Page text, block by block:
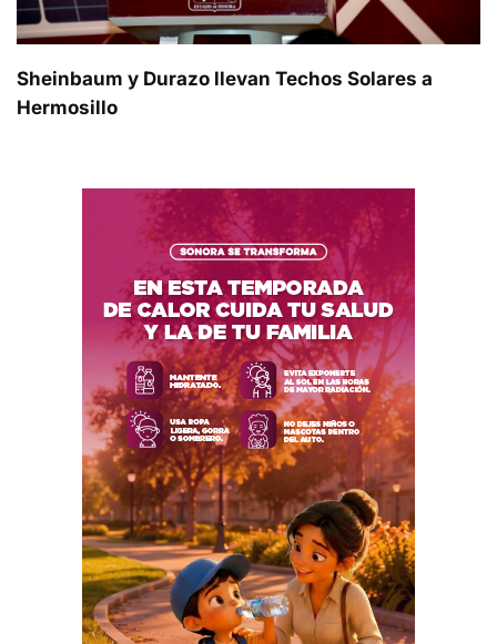
Sheinbaum y Durazo llevan Techos Solares a
Hermosillo